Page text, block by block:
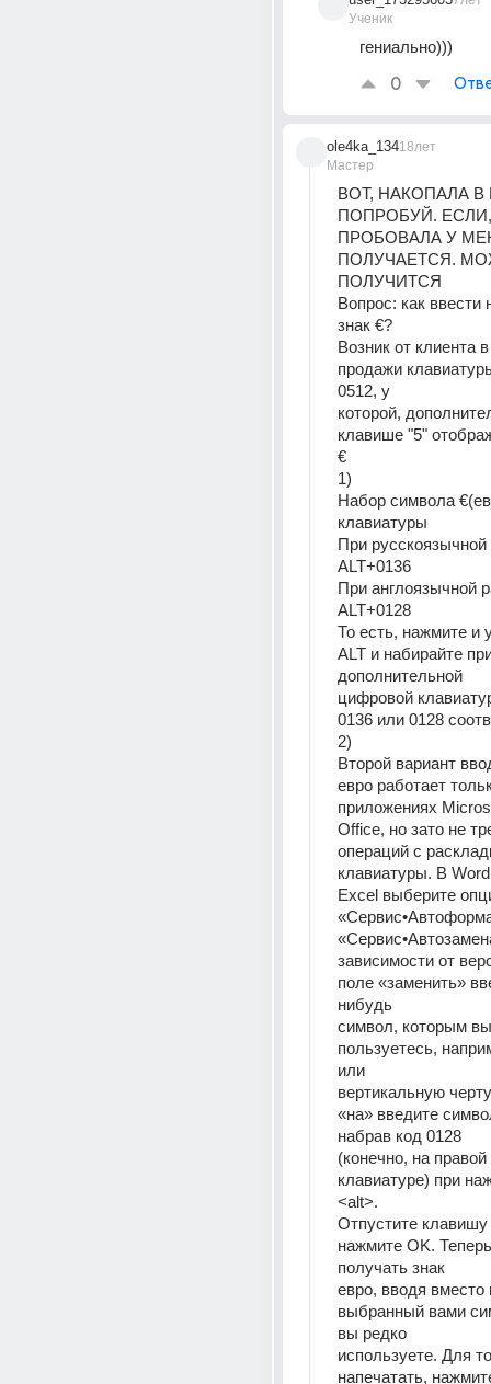
Ученик
гениально)))
0
ole4ka_134
Мастер
18лет
ВОТ, НАКОПАЛА В
ПОПРОБУЙ.
ПРОБОВАЛА У
ПОЛУЧАЕТСЯ.
ПОЛУЧИТСЯ
Вопрос: как ввести
знак €?
Возник от клиента
продажи
0512, у
которой,
клавише "5"
€
1)
Набор символа
клавиатуры
При русскоязычной
ALT+0136
При англоязычной
ALT+0128
То есть, нажмите и
ALT и набирайте
дополнительной
цифровой
0136 или 0128
2)
Второй вариант
евро работает
приложениях
Office, но зато не
операций с
клавиатуры. В
Excel выберите
зависимости от
поле «заменить»
нибудь
символ, которым
пользуетесь,
или
вертикальную
«на» введите
набрав код 0128
(конечно, на
клавиатуре) при
<alt>.
Отпустите
нажмите OK.
получать знак
евро, вводя вместо
выбранный вами
вы редко
используете. Для
напечатать,